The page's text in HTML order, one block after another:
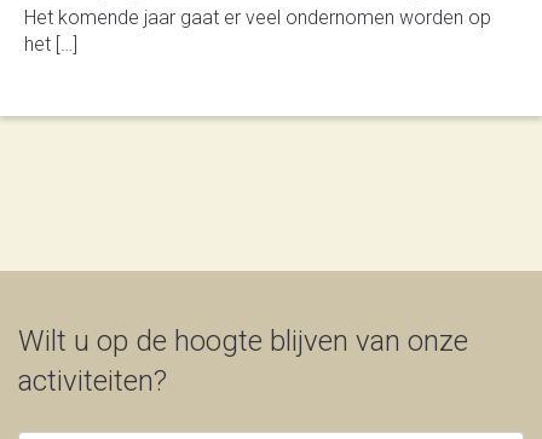
Het komende jaar gaat er veel ondernomen worden op
het […]
Wilt u op de hoogte blijven van onze
activiteiten?